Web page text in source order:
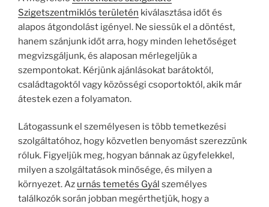
Szigetszentmiklós területén kiválasztása időt és
alapos átgondolást igényel. Ne siessük el a döntést,
hanem szánjunk időt arra, hogy minden lehetőséget
megvizsgáljunk, és alaposan mérlegeljük a
szempontokat. Kérjünk ajánlásokat barátoktól,
családtagoktól vagy közösségi csoportoktól, akik már
átestek ezen a folyamaton.
Látogassunk el személyesen is több temetkezési
szolgáltatóhoz, hogy közvetlen benyomást szerezzünk
róluk. Figyeljük meg, hogyan bánnak az ügyfelekkel,
milyen a szolgáltatások minősége, és milyen a
környezet. Az urnás temetés Gyál személyes
találkozók során jobban megérthetjük, hogy a